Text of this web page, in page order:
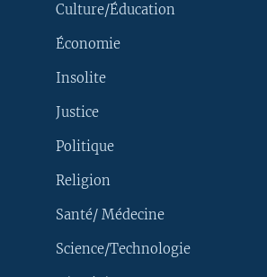
Culture/Éducation
Économie
Insolite
Justice
Politique
Religion
Santé/ Médecine
Science/Technologie